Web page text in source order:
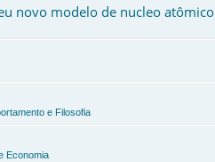
novo modelo de nucleo atômico
e Filosofia
Economia